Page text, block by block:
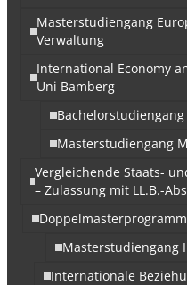
Masterstudiengang
Verwaltung
International Economy
Uni Bamberg
Masterstudiengang
Vergleichende Staats-
– Zulassung mit LL.B.-
Masterstudiengang
Internationale